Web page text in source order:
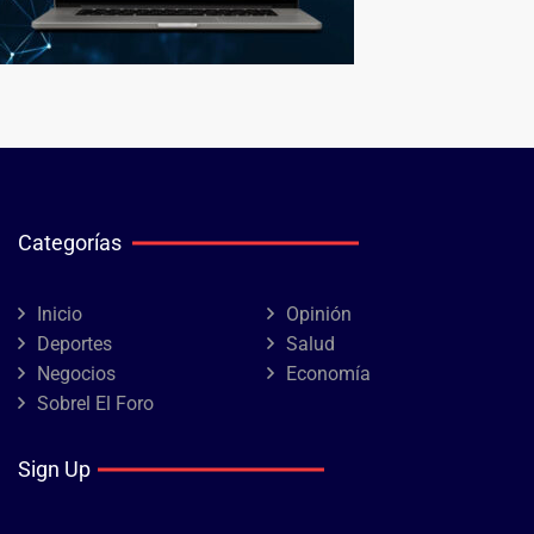
Categorías
Inicio
Opinión
Deportes
Salud
Negocios
Economía
Sobrel El Foro
Sign Up